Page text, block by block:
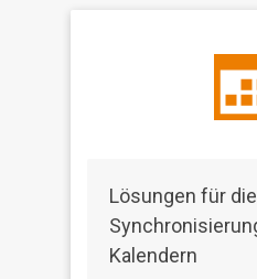
Lösungen für die
Kalendern